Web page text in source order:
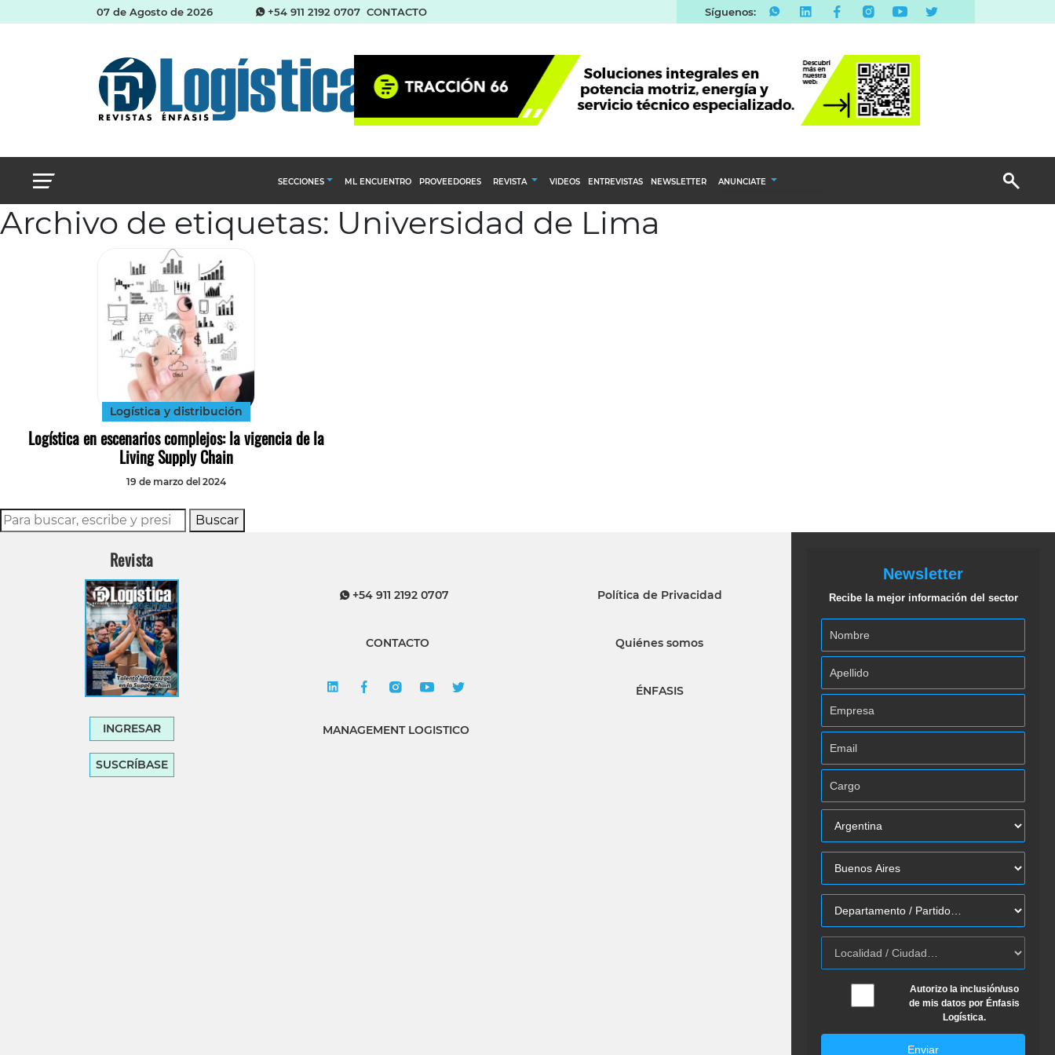
07 de Agosto de 2026 +54 911 2192 0707 CONTACTO Síguenos:
SECCIONES
Abastecimiento y compras
ML ENCUENTRO PROVEEDORES REVISTA
Calendario Editorial
Ediciones Anteriores
VIDEOS ENTREVISTAS NEWSLETTER ANUNCIATE
Archivo de etiquetas: Universidad de Lima
Logística y distribución
Logística en escenarios complejos: la vigencia de la
Living Supply Chain
19 de marzo del 2024
Buscar
Revista
INGRESAR
SUSCRÍBASE
+54 911 2192 0707
CONTACTO
MANAGEMENT LOGISTICO
Política de Privacidad
Quiénes somos
ÉNFASIS
Newsletter
Recibe la mejor información del sector
Autorizo la inclusión/uso
de mis datos por Énfasis
Logística.
Enviar